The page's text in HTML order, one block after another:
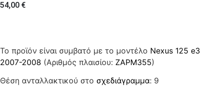
54,00 €
Το προϊόν είναι συμβατό με το μοντέλο Nexus 125 e3
2007-2008 (Αριθμός πλαισίου: ZAPM355)
Θέση ανταλλακτικού στο σχεδιάγραμμα: 9